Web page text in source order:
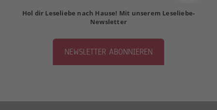
Hol dir Leseliebe nach Hause! Mit unserem Leseliebe-
Newsletter
NEWSLETTER ABONNIEREN